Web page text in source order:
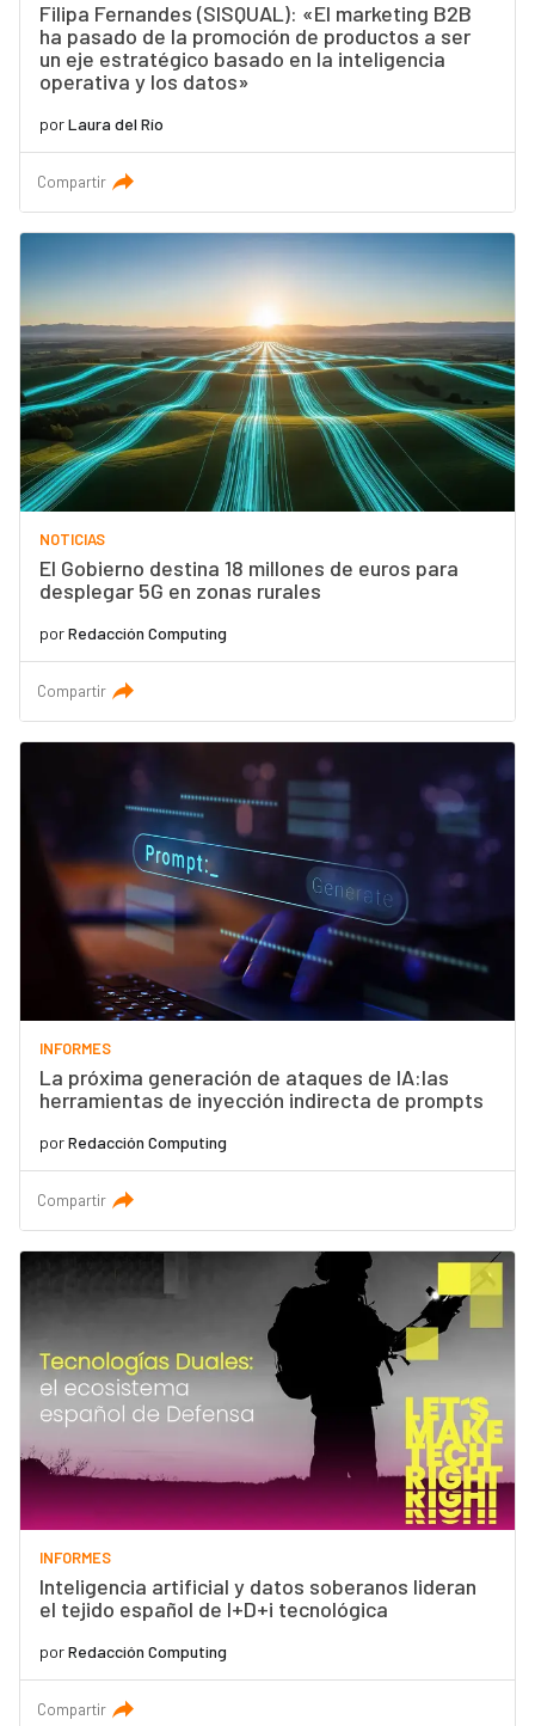
Filipa Fernandes (SISQUAL): «El marketing B2B
ha pasado de la promoción de productos a ser
un eje estratégico basado en la inteligencia
operativa y los datos»
porLaura del Río
Compartir
NOTICIAS
El Gobierno destina 18 millones de euros para
desplegar 5G en zonas rurales
porRedacción Computing
Compartir
INFORMES
La próxima generación de ataques de IA:las
herramientas de inyección indirecta de prompts
porRedacción Computing
Compartir
INFORMES
Inteligencia artificial y datos soberanos lideran
el tejido español de I+D+i tecnológica
porRedacción Computing
Compartir